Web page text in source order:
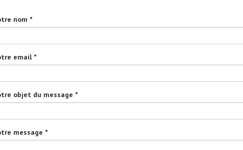
nom *
email *
objet du message *
message *